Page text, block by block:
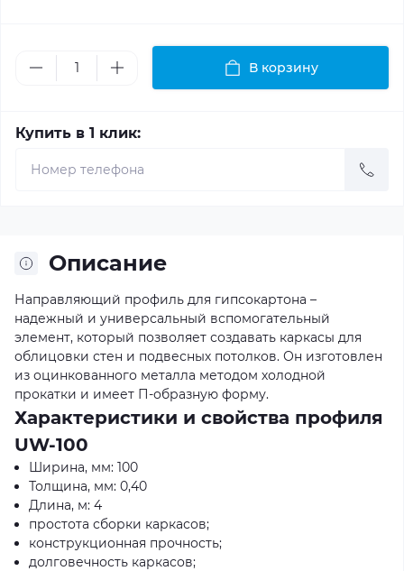
В корзину
Купить в 1 клик:
Описание
Направляющий профиль для гипсокартона –
надежный и универсальный вспомогательный
элемент, который позволяет создавать каркасы для
облицовки стен и подвесных потолков. Он изготовлен
из оцинкованного металла методом холодной
прокатки и имеет П-образную форму.
Характеристики и свойства профиля
UW-100
Ширина, мм: 100
Толщина, мм: 0,40
Длина, м: 4
простота сборки каркасов;
конструкционная прочность;
долговечность каркасов;